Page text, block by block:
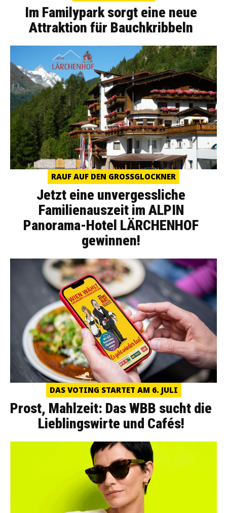
Im Familypark sorgt eine neue
Attraktion für Bauchkribbeln
RAUF AUF DEN GROSSGLOCKNER
Jetzt eine unvergessliche
Familienauszeit im ALPIN
Panorama-Hotel LÄRCHENHOF
gewinnen!
DAS VOTING STARTET AM 6. JULI
Prost, Mahlzeit: Das WBB sucht die
Lieblingswirte und Cafés!